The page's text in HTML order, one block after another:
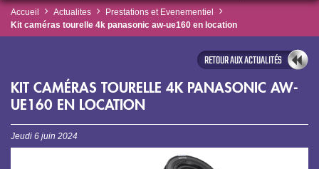
Accueil Actualites
Prestations et Evenementiel
Kit caméras tourelle 4k panasonic aw-ue160 en location
KIT CAMÉRAS TOURELLE 4K PANASONIC AW-
UE160 EN LOCATION
RETOUR AUX ACTUALITÉS
Jeudi 6 juin 2024